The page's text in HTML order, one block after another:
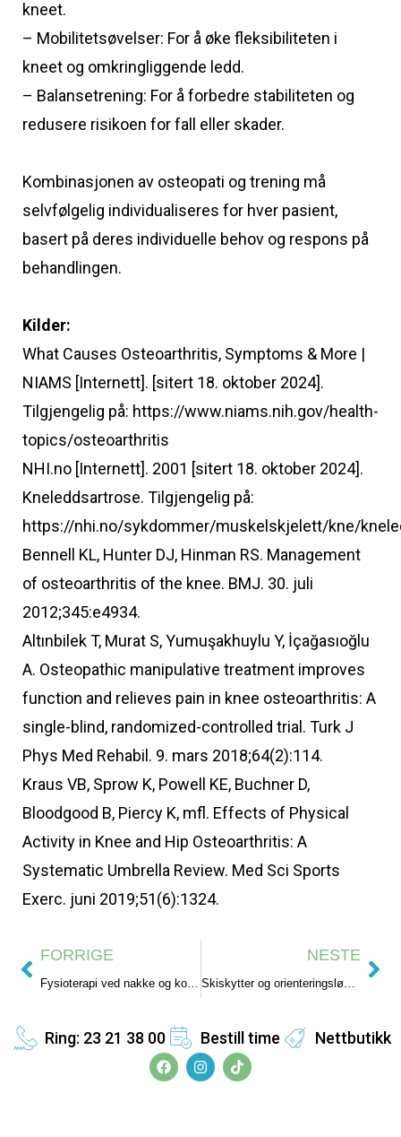
kneet.
– Mobilitetsøvelser: For å øke fleksibiliteten i
kneet og omkringliggende ledd.
– Balansetrening: For å forbedre stabiliteten og
redusere risikoen for fall eller skader.
Kombinasjonen av osteopati og trening må
selvfølgelig individualiseres for hver pasient,
basert på deres individuelle behov og respons på
behandlingen.
Kilder:
What Causes Osteoarthritis, Symptoms & More |
NIAMS [Internett]. [sitert 18. oktober 2024].
Tilgjengelig på: https://www.niams.nih.gov/health-
topics/osteoarthritis
NHI.no [Internett]. 2001 [sitert 18. oktober 2024].
Kneleddsartrose. Tilgjengelig på:
https://nhi.no/sykdommer/muskelskjelett/kne/
Bennell KL, Hunter DJ, Hinman RS. Management
of osteoarthritis of the knee. BMJ. 30. juli
2012;345:e4934.
Altınbilek T, Murat S, Yumuşakhuylu Y, İçağasıoğlu
A. Osteopathic manipulative treatment improves
function and relieves pain in knee osteoarthritis: A
single-blind, randomized-controlled trial. Turk J
Phys Med Rehabil. 9. mars 2018;64(2):114.
Kraus VB, Sprow K, Powell KE, Buchner D,
Bloodgood B, Piercy K, mfl. Effects of Physical
Activity in Knee and Hip Osteoarthritis: A
Systematic Umbrella Review. Med Sci Sports
Exerc. juni 2019;51(6):1324.
FORRIGE
Fysioterapi ved nakke og korsryggsmerter
NESTE
Skiskytter og orienteringsløper slet med overtreningssyndrom
Ring: 23 21 38 00 Bestill time Nettbutikk